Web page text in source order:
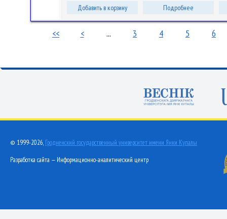
Добавить в корзину Подробнее
<< < ... 3 4 5 6
© 1999-2026, Гродненский государственный университет имени Янки Купалы
Разработка сайта — Информационно-аналитический центр